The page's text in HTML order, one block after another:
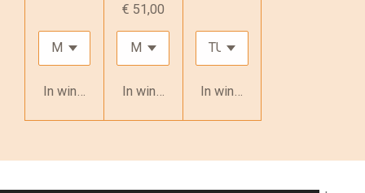
In winkelwagen
€ 51,00
In winkelwagenIn winkelwagen